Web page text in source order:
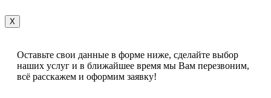
X
Оставьте свои данные в форме ниже, сделайте выбор
наших услуг и в ближайшее время мы Вам перезвоним,
всё расскажем и оформим заявку!